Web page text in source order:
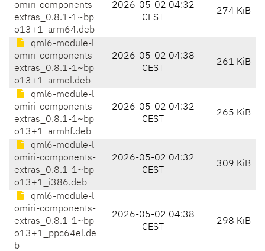
omiri-components-
extras_0.8.1-1~bp
o13+1_arm64.deb
2026-05-02 04:32
CEST
274 KiB
qml6-module-l
omiri-components-
extras_0.8.1-1~bp
o13+1_armel.deb
2026-05-02 04:38
CEST
261 KiB
qml6-module-l
omiri-components-
extras_0.8.1-1~bp
o13+1_armhf.deb
2026-05-02 04:32
CEST
265 KiB
qml6-module-l
omiri-components-
extras_0.8.1-1~bp
o13+1_i386.deb
2026-05-02 04:32
CEST
309 KiB
qml6-module-l
omiri-components-
extras_0.8.1-1~bp
o13+1_ppc64el.de
b
2026-05-02 04:38
CEST
298 KiB